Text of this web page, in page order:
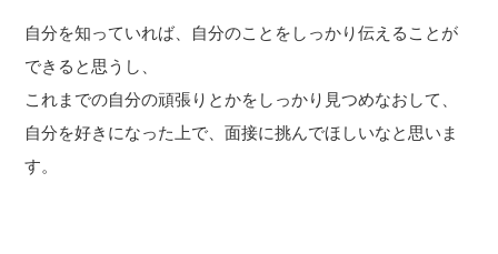
自分を知っていれば、自分のことをしっかり伝えることが
できると思うし、
これまでの自分の頑張りとかをしっかり見つめなおして、
自分を好きになった上で、面接に挑んでほしいなと思いま
す。